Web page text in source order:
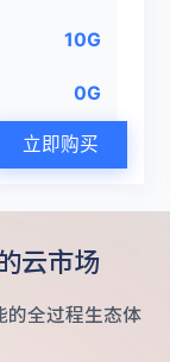
10G
0G
立即购买
云市场
的全过程生态体